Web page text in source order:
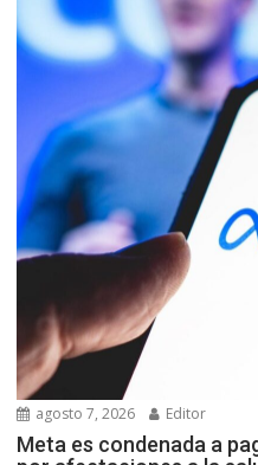
agosto 7, 2026 Editor
Meta es condenada a